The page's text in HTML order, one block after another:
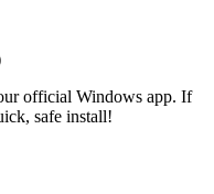
official Windows app. If
safe install!